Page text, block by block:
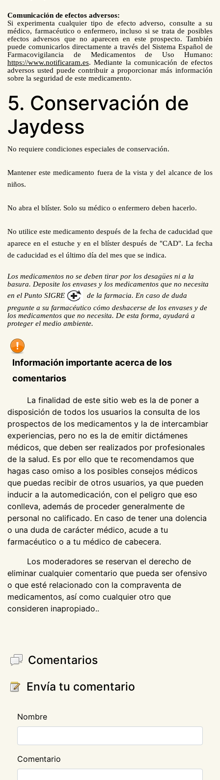
Comunicación de efectos adversos:
Si experimenta cualquier tipo de efecto adverso, consulte a su
médico, farmacéutico o enfermero, incluso si se trata de posibles
efectos adversos que no aparecen en este prospecto. También
puede comunicarlos directamente a través del Sistema Español de
Farmacovigilancia de
Medicamentos de Uso Humano:
https://www.notificaram.es. Mediante la comunicación de efectos
adversos usted puede contribuir a proporcionar más información
sobre la seguridad de este medicamento.
5. Conservación de
Jaydess
No requiere condiciones especiales de conservación.
Mantener este medicamento fuera de la vista y del alcance de los
niños.
No abra el blíster. Solo su médico o enfermero deben hacerlo.
No utilice este medicamento después de la fecha de caducidad que
aparece en el estuche y en el blíster después de "CAD". La fecha
de caducidad es el último día del mes que se indica.
Los medicamentos no se deben tirar por los desagües ni a la
basura. Deposite los envases y los medicamentos que no necesita
en el Punto SIGRE
de la farmacia. En caso de duda
pregunte a su farmacéutico cómo deshacerse de los envases y de
los medicamentos que no necesita. De esta forma, ayudará a
proteger el medio ambiente.
Información importante acerca de los
comentarios
La finalidad de este sitio web es la de poner a
disposición de todos los usuarios la consulta de los
prospectos de los medicamentos y la de intercambiar
experiencias, pero no es la de emitir dictámenes
médicos, que deben ser realizados por profesionales
de la salud. Es por ello que te recomendamos que
hagas caso omiso a los posibles consejos médicos
que puedas recibir de otros usuarios, ya que pueden
inducir a la automedicación, con el peligro que eso
conlleva, además de proceder generalmente de
personal no calificado. En caso de tener una dolencia
o una duda de carácter médico, acude a tu
farmacéutico o a tu médico de cabecera.
Los moderadores se reservan el derecho de
eliminar cualquier comentario que pueda ser ofensivo
o que esté relacionado con la compraventa de
medicamentos, así como cualquier otro que
consideren inapropiado..
Comentarios
Envía tu comentario
Nombre
Comentario